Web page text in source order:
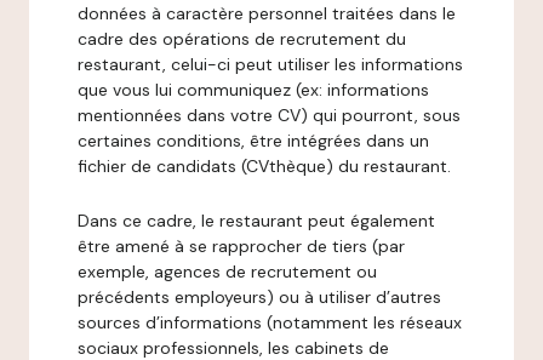
données à caractère personnel traitées dans le
cadre des opérations de recrutement du
restaurant, celui-ci peut utiliser les informations
que vous lui communiquez (ex: informations
mentionnées dans votre CV) qui pourront, sous
certaines conditions, être intégrées dans un
fichier de candidats (CVthèque) du restaurant.
Dans ce cadre, le restaurant peut également
être amené à se rapprocher de tiers (par
exemple, agences de recrutement ou
précédents employeurs) ou à utiliser d’autres
sources d’informations (notamment les réseaux
sociaux professionnels, les cabinets de